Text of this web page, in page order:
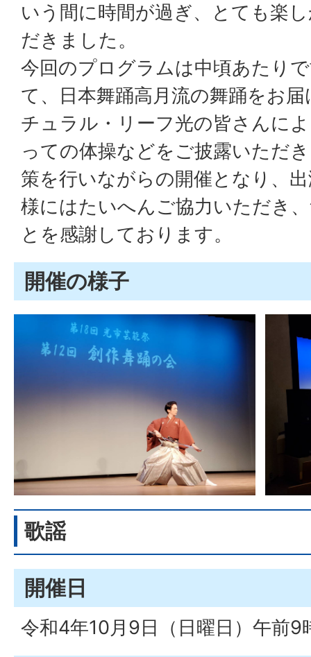
いう間に時間が過ぎ、とても楽
だきました。
今回のプログラムは中頃あたり
て、日本舞踊高月流の舞踊をお
チュラル・リーフ光の皆さんに
っての体操などをご披露いただ
策を行いながらの開催となり、
様にはたいへんご協力いただき
とを感謝しております。
開催の様子
歌謡
開催日
令和4年10月9日（日曜日）午前